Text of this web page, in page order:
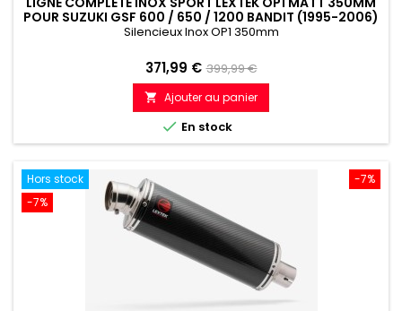
POUR SUZUKI GSF 600 / 650 / 1200 BANDIT (1995-2006)
Silencieux Inox OP1 350mm
Prix
371,99 € Prix
de
référence
399,99 €
 Ajouter au panier
 En stock
-7%
Hors stock
-7%